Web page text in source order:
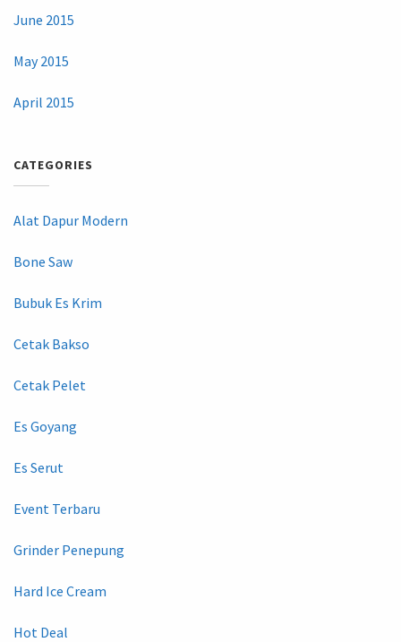
June 2015
May 2015
April 2015
CATEGORIES
Alat Dapur Modern
Bone Saw
Bubuk Es Krim
Cetak Bakso
Cetak Pelet
Es Goyang
Es Serut
Event Terbaru
Grinder Penepung
Hard Ice Cream
Hot Deal